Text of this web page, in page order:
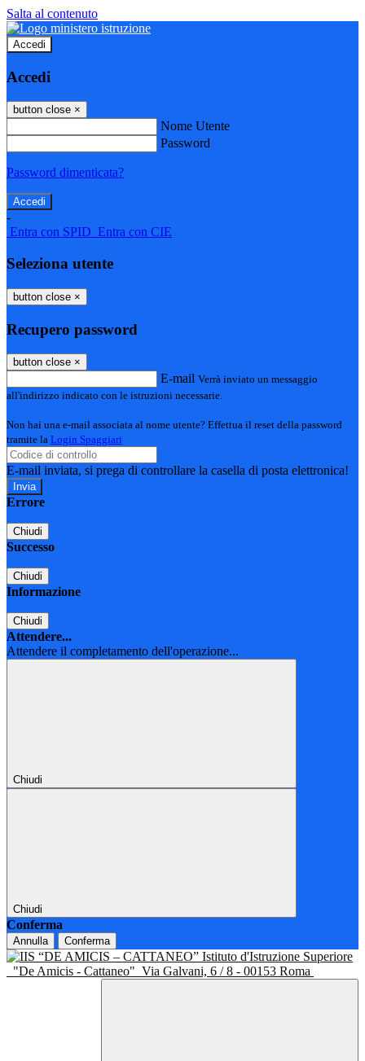
Salta al contenuto
Accedi
Accedi
button close ×
Nome Utente
Password
Password dimenticata?
-
Entra con SPID Entra con CIE
Seleziona utente
button close ×
Recupero password
button close ×
E-mail Verrà inviato un messaggio
all'indirizzo indicato con le istruzioni necessarie.
Non hai una e-mail associata al nome utente? Effettua il reset della password
tramite la Login Spaggiari
E-mail inviata, si prega di controllare la casella di posta elettronica!
Errore
Chiudi
Successo
Chiudi
Informazione
Chiudi
Attendere...
Attendere il completamento dell'operazione...
Chiudi
Chiudi
Conferma
Annulla Conferma
Istituto d'Istruzione Superiore
"De Amicis - Cattaneo" Via Galvani, 6 / 8 - 00153 Roma